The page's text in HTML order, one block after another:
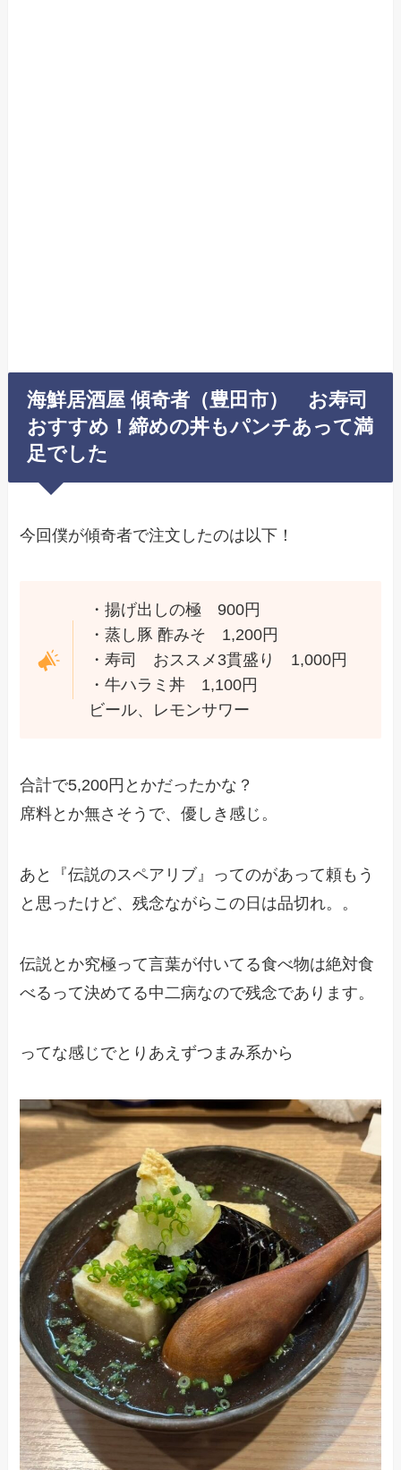
海鮮居酒屋 傾奇者（豊田市） お寿司
おすすめ！締めの丼もパンチあって満
足でした
今回僕が傾奇者で注文したのは以下！
・揚げ出しの極 900円
・蒸し豚 酢みそ 1,200円
・寿司 おススメ3貫盛り 1,000円
・牛ハラミ丼 1,100円
ビール、レモンサワー
合計で5,200円とかだったかな？
席料とか無さそうで、優しき感じ。
あと『伝説のスペアリブ』ってのがあって頼もう
と思ったけど、残念ながらこの日は品切れ。。
伝説とか究極って言葉が付いてる食べ物は絶対食
べるって決めてる中二病なので残念であります。
ってな感じでとりあえずつまみ系から